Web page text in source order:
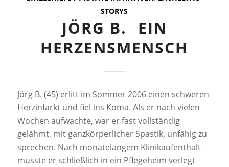
STORYS
JÖRG B.  EIN
HERZENSMENSCH
Jörg B. (45) erlitt im Sommer 2006 einen schweren
Herzinfarkt und fiel ins Koma. Als er nach vielen
Wochen aufwachte, war er fast vollständig
gelähmt, mit ganzkörperlicher Spastik, unfähig zu
sprechen. Nach monatelangem Klinikaufenthalt
musste er schließlich in ein Pflegeheim verlegt